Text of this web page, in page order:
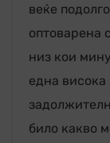
веќе
оптоварена
низ кои
една висока
било какво